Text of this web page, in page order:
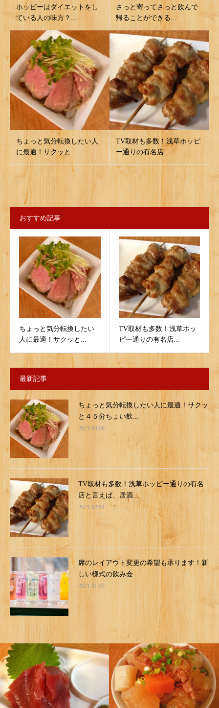
ホッピーはダイエットをし
ている人の味方？...
さっと寄ってさっと飲んで
帰ることができる...
ちょっと気分転換したい人
に最適！サクッと...
TV取材も多数！浅草ホッピ
ー通りの有名店...
おすすめ記事
ちょっと気分転換したい
人に最適！サクッと...
TV取材も多数！浅草ホッ
ピー通りの有名店...
最新記事
ちょっと気分転換したい人に最適！サクッ
と４５分ちょい飲...
2021.04.06
TV取材も多数！浅草ホッピー通りの有名
店と言えば、居酒...
2021.02.01
席のレイアウト変更の希望も承ります！新
しい様式の飲み会...
2021.01.05